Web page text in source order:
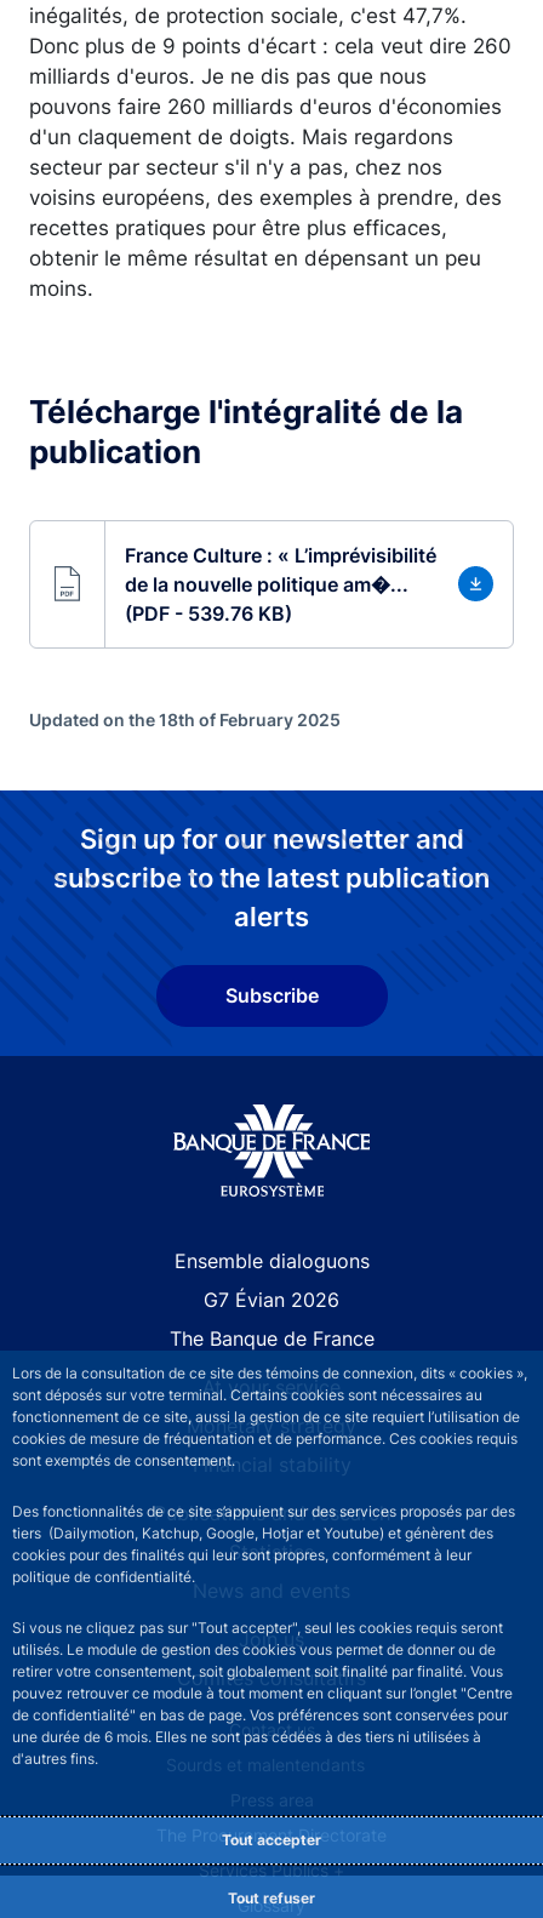
Lors de la consultation de ce site des témoins de connexion, dits « cookies »,
sont déposés sur votre terminal. Certains cookies sont nécessaires au
fonctionnement de ce site, aussi la gestion de ce site requiert l’utilisation de
cookies de mesure de fréquentation et de performance. Ces cookies requis
sont exemptés de consentement.
Des fonctionnalités de ce site s’appuient sur des services proposés par des
tiers (Dailymotion, Katchup, Google, Hotjar et Youtube) et génèrent des
cookies pour des finalités qui leur sont propres, conformément à leur
politique de confidentialité.
Si vous ne cliquez pas sur "Tout accepter", seul les cookies requis seront
utilisés. Le module de gestion des cookies vous permet de donner ou de
retirer votre consentement, soit globalement soit finalité par finalité. Vous
pouvez retrouver ce module à tout moment en cliquant sur l’onglet "Centre
de confidentialité" en bas de page. Vos préférences sont conservées pour
une durée de 6 mois. Elles ne sont pas cédées à des tiers ni utilisées à
d'autres fins.
Tout accepter
Tout refuser
inégalités, de protection sociale, c'est 47,7%.
Donc plus de 9 points d'écart : cela veut dire 260
milliards d'euros. Je ne dis pas que nous
pouvons faire 260 milliards d'euros d'économies
d'un claquement de doigts. Mais regardons
secteur par secteur s'il n'y a pas, chez nos
voisins européens, des exemples à prendre, des
recettes pratiques pour être plus efficaces,
obtenir le même résultat en dépensant un peu
moins.
Télécharge l'intégralité de la
publication
France Culture : « L’imprévisibilité
de la nouvelle politique am�...
(PDF - 539.76 KB)
Updated on the 18th of February 2025
Sign up for our newsletter and
subscribe to the latest publication
alerts
Subscribe
Ensemble dialoguons
G7 Évian 2026
The Banque de France
At your service
Monetary strategy
Financial stability
Publications and research
Statistics
News and events
Join us
Comités consultatifs
Footer secondary menuContact us
Sourds et malentendants
Press area
The Procurement Directorate
Services Publics +
Glossary